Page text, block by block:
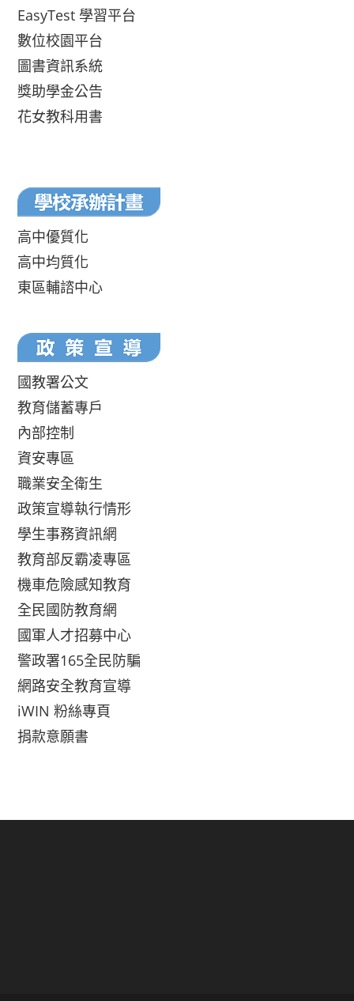
EasyTest 學習平台
數位校園平台
圖書資訊系統
獎助學金公告
花女教科用書
高中優質化
高中均質化
東區輔諮中心
國教署公文
教育儲蓄專戶
內部控制
資安專區
職業安全衛生
政策宣導執行情形
學生事務資訊網
教育部反霸凌專區
機車危險感知教育
全民國防教育網
國軍人才招募中心
警政署165全民防騙
網路安全教育宣導
iWIN 粉絲專頁
捐款意願書